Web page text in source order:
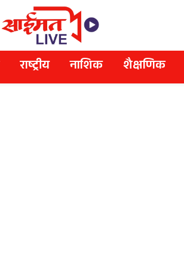
राष्ट्रीय नाशिक शैक्षणिक